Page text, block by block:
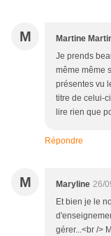
M Martine
Je prends
même même
présentes vu
titre de celui-
lire rien que
Répondre
M Maryline 26/
Et bien je le
gérer...<br />